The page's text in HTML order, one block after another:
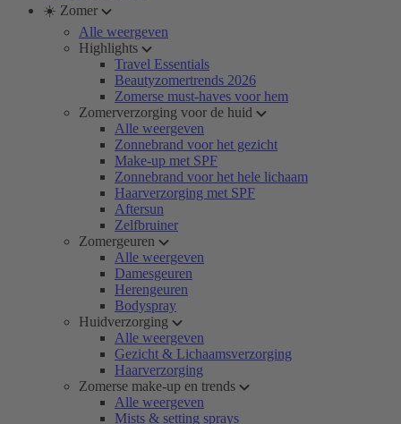
☀️ Zomer
Alle weergeven
Highlights
Travel Essentials
Beautyzomertrends 2026
Zomerse must-haves voor hem
Zomerverzorging voor de huid
Alle weergeven
Zonnebrand voor het gezicht
Make-up met SPF
Zonnebrand voor het hele lichaam
Haarverzorging met SPF
Aftersun
Zelfbruiner
Zomergeuren
Alle weergeven
Damesgeuren
Herengeuren
Bodyspray
Huidverzorging
Alle weergeven
Gezicht & Lichaamsverzorging
Haarverzorging
Zomerse make-up en trends
Alle weergeven
Mists & setting sprays